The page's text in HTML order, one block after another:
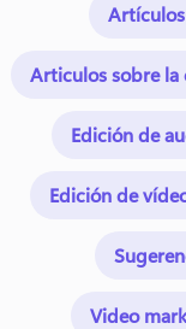
Articulos sobre la
Edición de
Edición de
Video